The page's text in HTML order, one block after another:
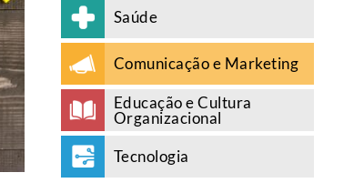
Saúde
Comunicação e Marketing
Educação e Cultura
Organizacional
Tecnologia